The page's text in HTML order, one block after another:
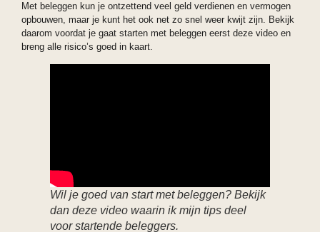
Met beleggen kun je ontzettend veel geld verdienen en vermogen
opbouwen, maar je kunt het ook net zo snel weer kwijt zijn. Bekijk
daarom voordat je gaat starten met beleggen eerst deze video en
breng alle risico’s goed in kaart.
Wil je goed van start met beleggen? Bekijk
dan deze video waarin ik mijn tips deel
voor startende beleggers.